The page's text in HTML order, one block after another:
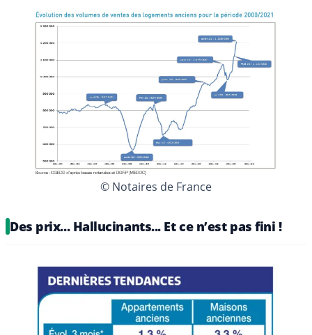
© Notaires de France
Des prix... Hallucinants... Et ce n’est pas fini !